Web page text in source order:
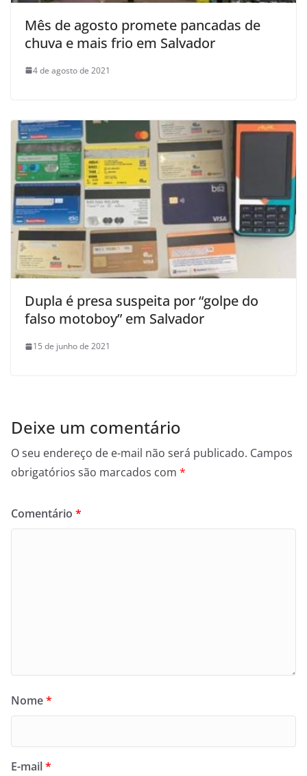
Mês de agosto promete pancadas de
chuva e mais frio em Salvador
4 de agosto de 2021
Dupla é presa suspeita por “golpe do
falso motoboy” em Salvador
15 de junho de 2021
Deixe um comentário
O seu endereço de e-mail não será publicado. Campos
obrigatórios são marcados com *
Comentário *
Nome*
E-mail*